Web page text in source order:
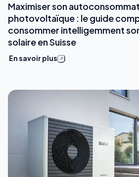
Maximiser son
photovoltaïque : le guide
consommer intelligemment
solaire en Suisse
En savoir plus